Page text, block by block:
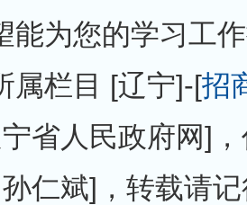
能为您的学习工
属栏目 [辽宁]-[招
省人民政府网]
仁斌]，转载请